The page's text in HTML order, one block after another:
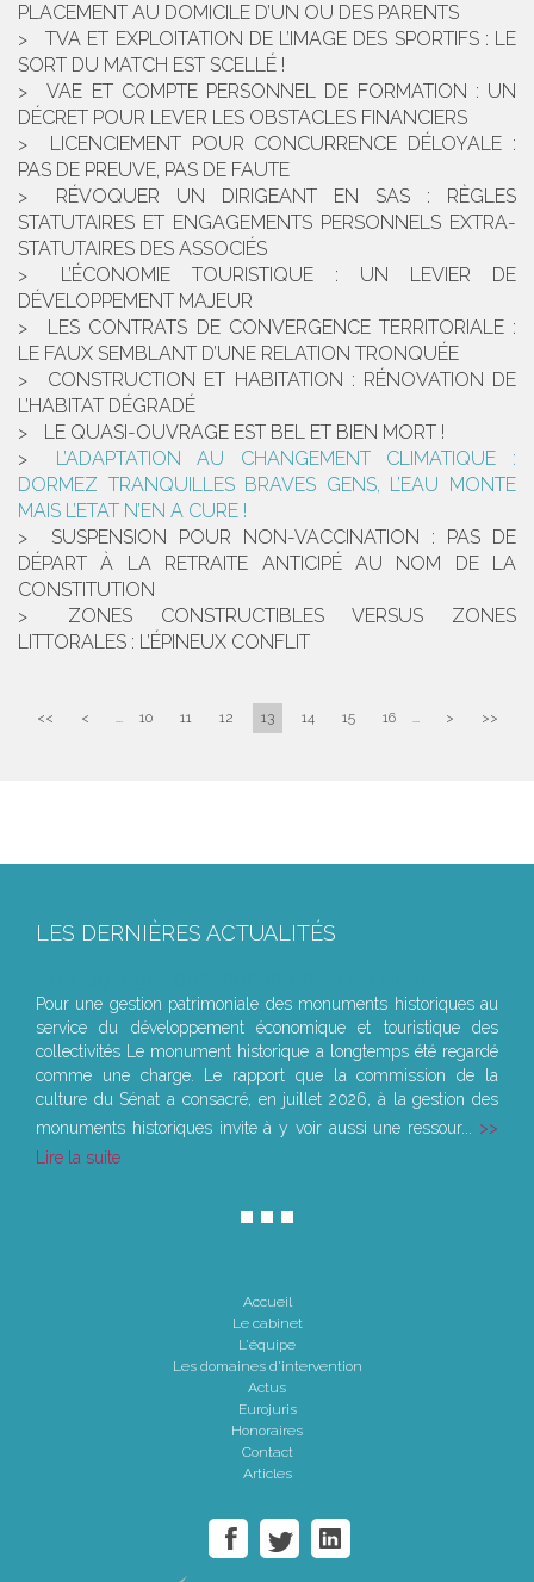
PLACEMENT AU DOMICILE D’UN OU DES PARENTS
TVA ET EXPLOITATION DE L’IMAGE DES SPORTIFS : LE
SORT DU MATCH EST SCELLÉ !
VAE ET COMPTE PERSONNEL DE FORMATION : UN
DÉCRET POUR LEVER LES OBSTACLES FINANCIERS
LICENCIEMENT POUR CONCURRENCE DÉLOYALE :
PAS DE PREUVE, PAS DE FAUTE
RÉVOQUER UN DIRIGEANT EN SAS : RÈGLES
STATUTAIRES ET ENGAGEMENTS PERSONNELS EXTRA-
STATUTAIRES DES ASSOCIÉS
L’ÉCONOMIE TOURISTIQUE : UN LEVIER DE
DÉVELOPPEMENT MAJEUR
LES CONTRATS DE CONVERGENCE TERRITORIALE :
LE FAUX SEMBLANT D’UNE RELATION TRONQUÉE
CONSTRUCTION ET HABITATION : RÉNOVATION DE
L’HABITAT DÉGRADÉ
LE QUASI-OUVRAGE EST BEL ET BIEN MORT !
L’ADAPTATION AU CHANGEMENT CLIMATIQUE :
DORMEZ TRANQUILLES BRAVES GENS, L’EAU MONTE
MAIS L’ETAT N’EN A CURE !
SUSPENSION POUR NON-VACCINATION : PAS DE
DÉPART À LA RETRAITE ANTICIPÉ AU NOM DE LA
CONSTITUTION
ZONES CONSTRUCTIBLES VERSUS ZONES
LITTORALES : L’ÉPINEUX CONFLIT
<< < ... 10 11 12 13 14 15 16 ... > >>
LES DERNIÈRES ACTUALITÉS
Pour une gestion patrimoniale des monuments historiques au
service du développement économique et touristique des
collectivités Le monument historique a longtemps été regardé
comme une charge. Le rapport que la commission de la
culture du Sénat a consacré, en juillet 2026, à la gestion des
monuments historiques invite à y voir aussi une ressour...
Lire la suite
Accueil
Le cabinet
L'équipe
Les domaines d'intervention
Actus
Eurojuris
Honoraires
Contact
Articles